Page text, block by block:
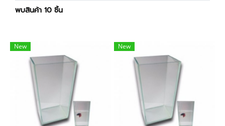
พบสินค้า 10 ชิ้น
New New